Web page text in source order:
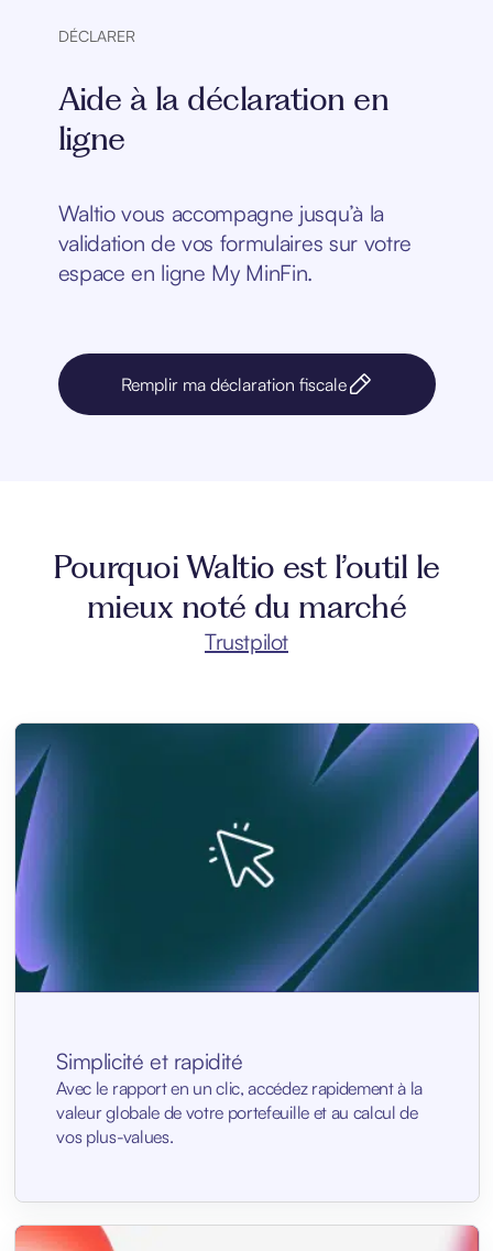
DÉCLARER
Aide à la déclaration en
ligne
Waltio vous accompagne jusqu’à la
validation de vos formulaires sur votre
espace en ligne My MinFin.
Remplir ma déclaration fiscale
Pourquoi Waltio est l’outil le
mieux noté du marché
Trustpilot
Simplicité et rapidité
Avec le rapport en un clic, accédez rapidement à la
valeur globale de votre portefeuille et au calcul de
vos plus-values.